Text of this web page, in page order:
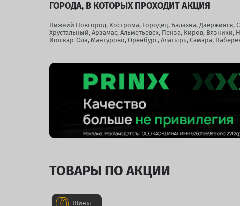
ГОРОДА, В КОТОРЫХ ПРОХОДИТ АКЦИЯ
Нижний Новгород, Кострома, Городец, Балахна, Дзержинск,
Хрустальный, Арзамас, Альметьевск, Пенза, Киров,
Йошкар-Ола, Мантурово, Оренбург, Алатырь, Самара,
ТОВАРЫ ПО АКЦИИ
Шины